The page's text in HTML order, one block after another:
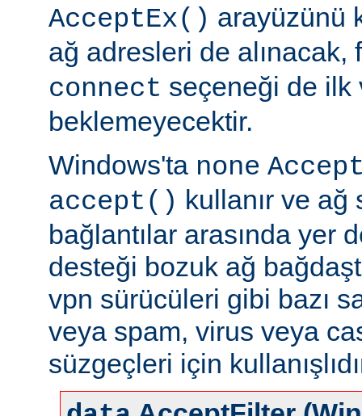
AcceptEx() arayüzünü
ağ adresleri de alınacak,
connect seçeneği de ilk
beklemeyecektir.
Windows'ta none
accept() kullanır ve ağ
bağlantılar arasında yer
desteği bozuk ağ
vpn sürücüleri gibi bazı
veya spam, virus veya
süzgeçleri için